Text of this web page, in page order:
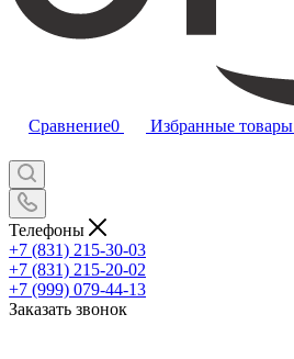
Сравнение0 Избранные товары
Телефоны
+7 (831) 215-30-03
+7 (831) 215-20-02
+7 (999) 079-44-13
Заказать звонок